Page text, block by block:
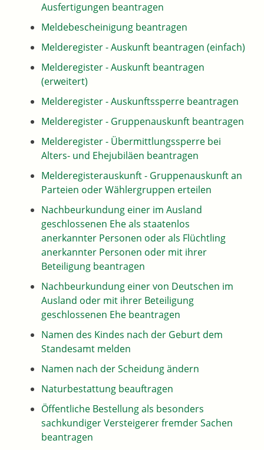
Ausfertigungen beantragen
Meldebescheinigung beantragen
Melderegister - Auskunft beantragen (einfach)
Melderegister - Auskunft beantragen
(erweitert)
Melderegister - Auskunftssperre beantragen
Melderegister - Gruppenauskunft beantragen
Melderegister - Übermittlungssperre bei
Alters- und Ehejubiläen beantragen
Melderegisterauskunft - Gruppenauskunft an
Parteien oder Wählergruppen erteilen
Nachbeurkundung einer im Ausland
geschlossenen Ehe als staatenlos
anerkannter Personen oder als Flüchtling
anerkannter Personen oder mit ihrer
Beteiligung beantragen
Nachbeurkundung einer von Deutschen im
Ausland oder mit ihrer Beteiligung
geschlossenen Ehe beantragen
Namen des Kindes nach der Geburt dem
Standesamt melden
Namen nach der Scheidung ändern
Naturbestattung beauftragen
Öffentliche Bestellung als besonders
sachkundiger Versteigerer fremder Sachen
beantragen